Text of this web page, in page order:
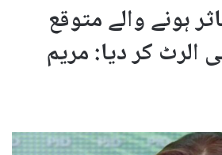
ہونے والے متوقع
الرٹ کر دیا: مریم